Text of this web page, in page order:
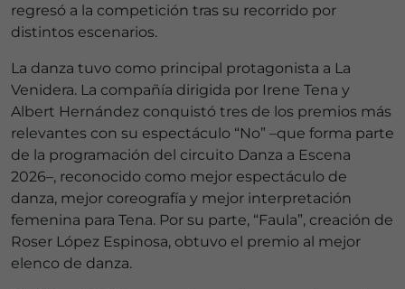
regresó a la competición tras su recorrido por
distintos escenarios.
La danza tuvo como principal protagonista a La
Venidera. La compañía dirigida por Irene Tena y
Albert Hernández conquistó tres de los premios más
relevantes con su espectáculo “No” –que forma parte
de la programación del circuito Danza a Escena
2026–, reconocido como mejor espectáculo de
danza, mejor coreografía y mejor interpretación
femenina para Tena. Por su parte, “Faula”, creación de
Roser López Espinosa, obtuvo el premio al mejor
elenco de danza.